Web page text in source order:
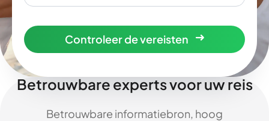
Controleer de vereisten
Betrouwbare experts voor uw reis
Betrouwbare informatiebron, hoog